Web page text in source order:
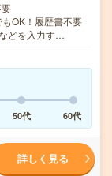
OK！履歴書不要
どを入力す…
50代 60代
詳しく見る